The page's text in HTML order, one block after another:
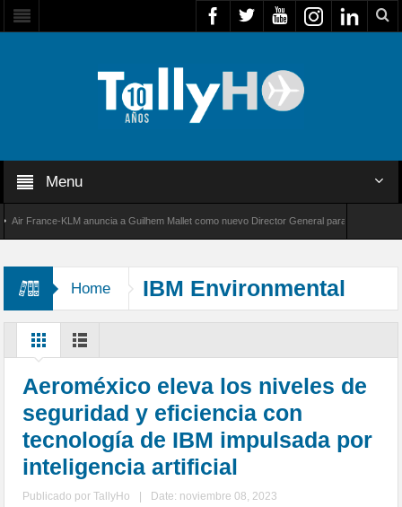
Menu
France-KLM anuncia a Guilhem Mallet como nuevo Director General para América Latina
Home
IBM Environmental
Intelligence Suite
Aeroméxico eleva los niveles de
seguridad y eficiencia con
tecnología de IBM impulsada por
inteligencia artificial
Publicado porTallyHo
Date: noviembre 08, 2023